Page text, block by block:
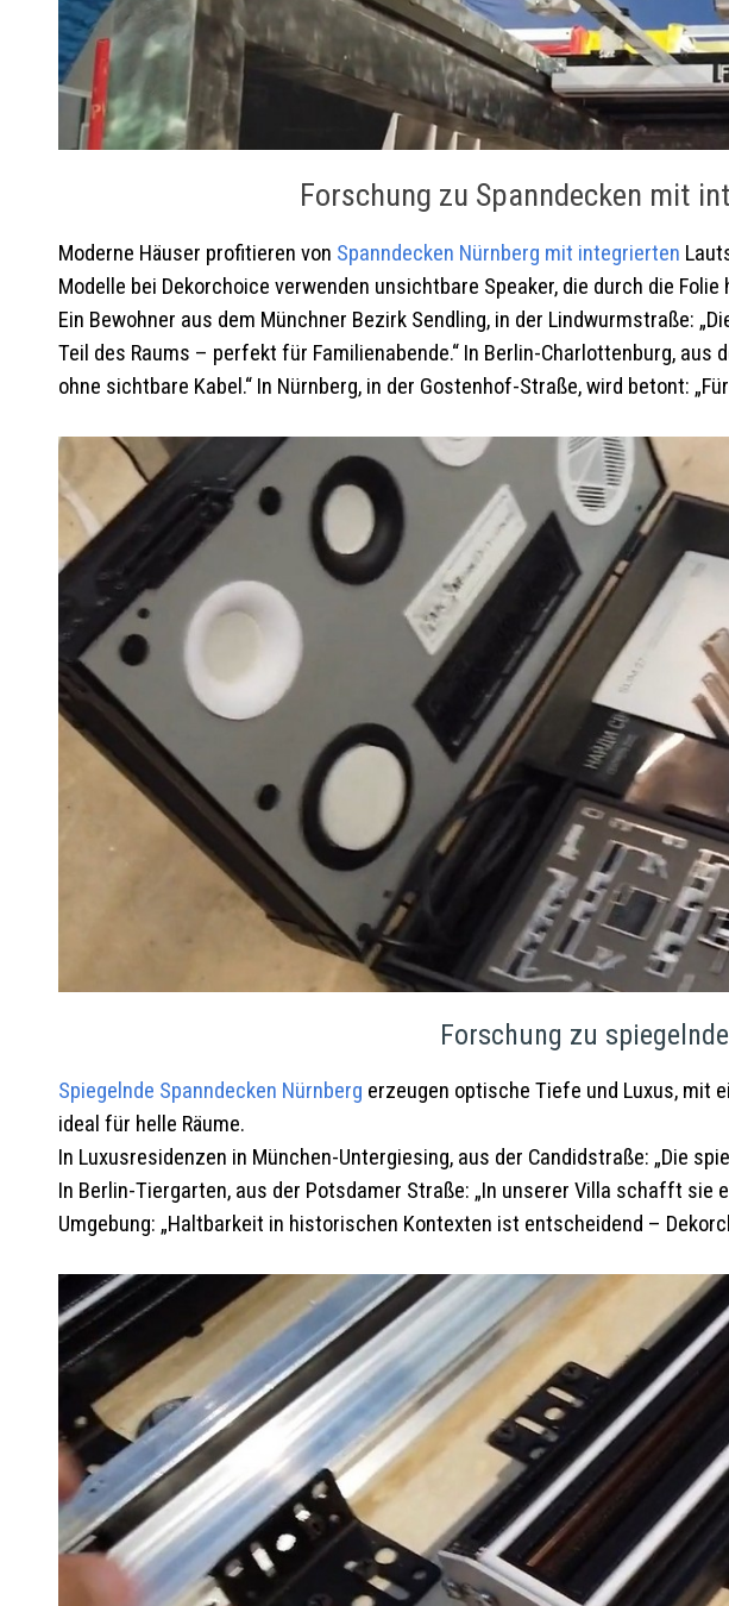
Forschung zu Spanndecken mit
Moderne Häuser profitieren von Spanndecken Nürnberg mit integrierten
Modelle bei Dekorchoice verwenden unsichtbare Speaker, die durch die
Ein Bewohner aus dem Münchner Bezirk Sendling, in der Lindwurmstraße:
Teil des Raums – perfekt für Familienabende.“ In Berlin-Charlottenburg,
ohne sichtbare Kabel.“ In Nürnberg, in der Gostenhof-Straße, wird betont:
Forschung zu
Spiegelnde Spanndecken Nürnberg erzeugen optische Tiefe und Luxus, mit
ideal für helle Räume.
In Luxusresidenzen in München-Untergiesing, aus der Candidstraße: „Die
In Berlin-Tiergarten, aus der Potsdamer Straße: „In unserer Villa schafft sie
Umgebung: „Haltbarkeit in historischen Kontexten ist entscheidend –